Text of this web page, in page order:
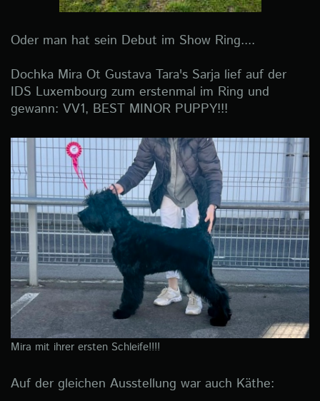
Oder man hat sein Debut im Show Ring....
Dochka Mira Ot Gustava Tara's Sarja lief auf der
IDS Luxembourg zum erstenmal im Ring und
gewann: VV1, BEST MINOR PUPPY!!!
Mira mit ihrer ersten Schleife!!!!
Auf der gleichen Ausstellung war auch Käthe: